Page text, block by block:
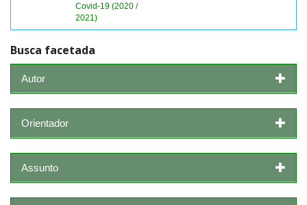
Covid-19 (2020 /
2021)
Busca facetada
Autor
Orientador
Assunto